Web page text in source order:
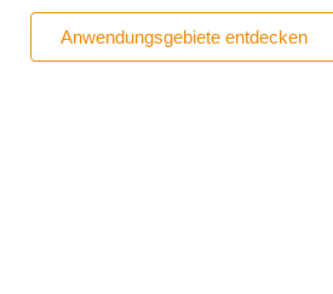
Anwendungsgebiete entdecken